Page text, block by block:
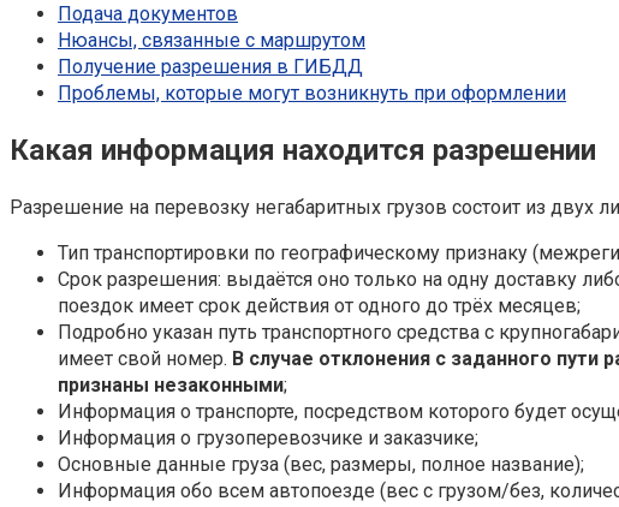
Подача документов
Нюансы, связанные с маршрутом
Получение разрешения в ГИБДД
Проблемы, которые могут возникнуть при оформлении
Какая информация находится разрешении
Разрешение на перевозку негабаритных грузов состоит из
Тип транспортировки по географическому признаку
Срок разрешения: выдаётся оно только на одну доставку
поездок имеет срок действия от одного до трёх месяцев;
Подробно указан путь транспортного средства с
имеет свой номер. В случае отклонения с заданного
признаны незаконными;
Информация о транспорте, посредством которого будет
Информация о грузоперевозчике и заказчике;
Основные данные груза (вес, размеры, полное название);
Информация обо всем автопоезде (вес с грузом/без,